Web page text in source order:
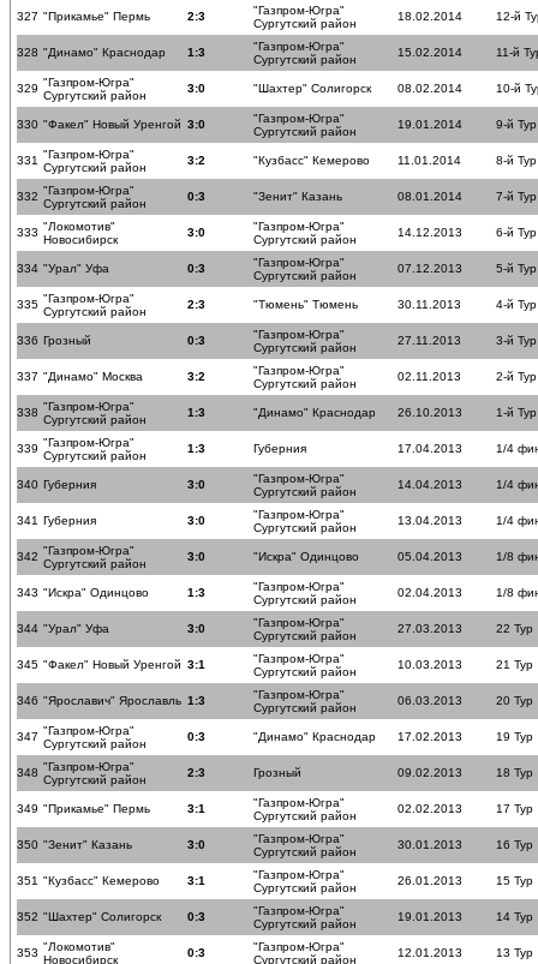
327 "Прикамье" Пермь 2:3
"Газпром-Югра"
Сургутский район
18.02.2014 12-й
328 "Динамо" Краснодар 1:3
"Газпром-Югра"
Сургутский район
15.02.2014 11-й
329 "Газпром-Югра"
Сургутский район
3:0 "Шахтер" Солигорск 08.02.2014 10-й
330 "Факел" Новый Уренгой 3:0
"Газпром-Югра"
Сургутский район
19.01.2014 9-й Тур
331 "Газпром-Югра"
Сургутский район
3:2 "Кузбасс" Кемерово 11.01.2014 8-й Тур
332 "Газпром-Югра"
Сургутский район
0:3 "Зенит" Казань 08.01.2014 7-й Тур
333 "Локомотив"
Новосибирск
3:0
"Газпром-Югра"
Сургутский район
14.12.2013 6-й Тур
334 "Урал" Уфа 0:3
"Газпром-Югра"
Сургутский район
07.12.2013 5-й Тур
335 "Газпром-Югра"
Сургутский район
2:3 "Тюмень" Тюмень 30.11.2013 4-й Тур
336 Грозный 0:3
"Газпром-Югра"
Сургутский район
27.11.2013 3-й Тур
337 "Динамо" Москва 3:2
"Газпром-Югра"
Сургутский район
02.11.2013 2-й Тур
338 "Газпром-Югра"
Сургутский район
1:3 "Динамо" Краснодар 26.10.2013 1-й Тур
339 "Газпром-Югра"
Сургутский район
1:3 Губерния 17.04.2013 1/4
340 Губерния 3:0
"Газпром-Югра"
Сургутский район
14.04.2013 1/4
341 Губерния 3:0
"Газпром-Югра"
Сургутский район
13.04.2013 1/4
342 "Газпром-Югра"
Сургутский район
3:0 "Искра" Одинцово 05.04.2013 1/8
343 "Искра" Одинцово 1:3
"Газпром-Югра"
Сургутский район
02.04.2013 1/8
344 "Урал" Уфа 3:0
"Газпром-Югра"
Сургутский район
27.03.2013 22 Тур
345 "Факел" Новый Уренгой 3:1
"Газпром-Югра"
Сургутский район
10.03.2013 21 Тур
346 "Ярославич" Ярославль 1:3
"Газпром-Югра"
Сургутский район
06.03.2013 20 Тур
347 "Газпром-Югра"
Сургутский район
0:3 "Динамо" Краснодар 17.02.2013 19 Тур
348 "Газпром-Югра"
Сургутский район
2:3 Грозный 09.02.2013 18 Тур
349 "Прикамье" Пермь 3:1
"Газпром-Югра"
Сургутский район
02.02.2013 17 Тур
350 "Зенит" Казань 3:0
"Газпром-Югра"
Сургутский район
30.01.2013 16 Тур
351 "Кузбасс" Кемерово 3:1
"Газпром-Югра"
Сургутский район
26.01.2013 15 Тур
352 "Шахтер" Солигорск 0:3
"Газпром-Югра"
Сургутский район
19.01.2013 14 Тур
353 "Локомотив"
Новосибирск
0:3
"Газпром-Югра"
Сургутский район
12.01.2013 13 Тур